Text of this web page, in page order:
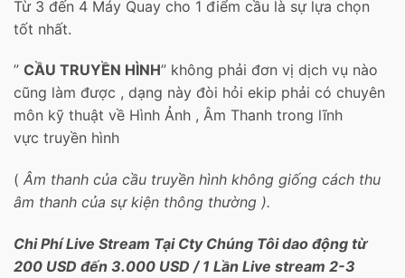
Từ 3 đến 4 Máy Quay cho 1 điểm cầu là sự lựa chọn
tốt nhất.
” CẦU TRUYỀN HÌNH” không phải đơn vị dịch vụ nào
cũng làm được , dạng này đòi hỏi ekip phải có chuyên
môn kỹ thuật về Hình Ảnh , Âm Thanh trong lĩnh
vực truyền hình
( Âm thanh của cầu truyền hình không giống cách thu
âm thanh của sự kiện thông thường ).
Chi Phí Live Stream Tại Cty Chúng Tôi dao động từ
200 USD đến 3.000 USD / 1 Lần Live stream 2-3